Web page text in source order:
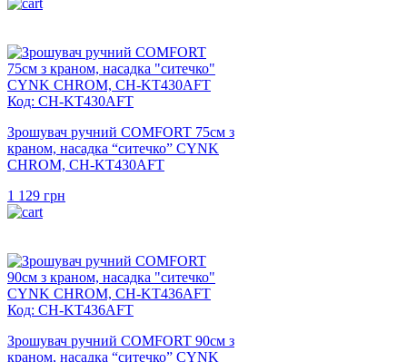
Код: CH-KT430AFT
Зрошувач ручний COMFORT 75см з
краном, насадка “ситечко” CYNK
CHROM, CH-KT430AFT
1 129 грн
Код: CH-KT436AFT
Зрошувач ручний COMFORT 90см з
краном, насадка “ситечко” CYNK